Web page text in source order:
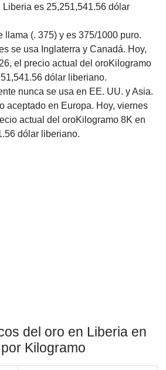
es 25,251,541.56 dólar
llama (. 375) y es 375/1000 puro.
se usa Inglaterra y Canadá. Hoy,
el precio actual del oroKilogramo
dólar liberiano.
nunca se usa en EE. UU. y Asia.
aceptado en Europa. Hoy, viernes
actual del oroKilogramo 8K en
dólar liberiano.
del oro en Liberia en
Kilogramo